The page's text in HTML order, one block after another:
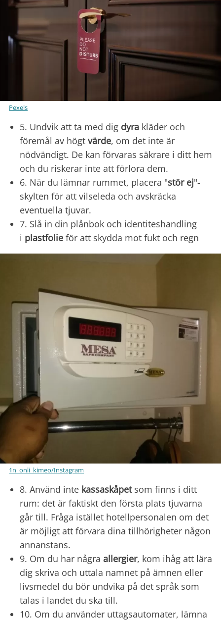
Pexels
5. Undvik att ta med dig dyra kläder och
föremål av högt värde, om det inte är
nödvändigt. De kan förvaras säkrare i ditt hem
och du riskerar inte att förlora dem.
6. När du lämnar rummet, placera "stör ej"-
skylten för att vilseleda och avskräcka
eventuella tjuvar.
7. Slå in din plånbok och identiteshandling
i plastfolie för att skydda mot fukt och regn
1n_onli_kimeo/Instagram
8. Använd inte kassaskåpet som finns i ditt
rum: det är faktiskt den första plats tjuvarna
går till. Fråga istället hotellpersonalen om det
är möjligt att förvara dina tillhörigheter någon
annanstans.
9. Om du har några allergier, kom ihåg att lära
dig skriva och uttala namnet på ämnen eller
livsmedel du bör undvika på det språk som
talas i landet du ska till.
10. Om du använder uttagsautomater, lämna